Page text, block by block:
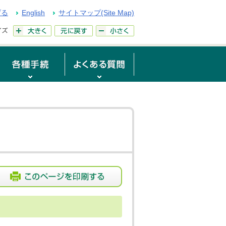
English サイトマップ(Site Map)